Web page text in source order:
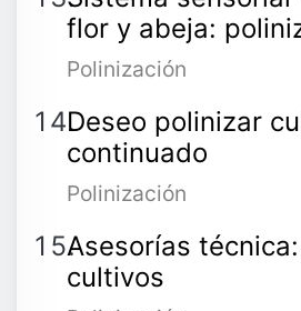
flor y abeja:
Polinización
Deseo polinizar
continuado
Polinización
Asesorías
cultivos